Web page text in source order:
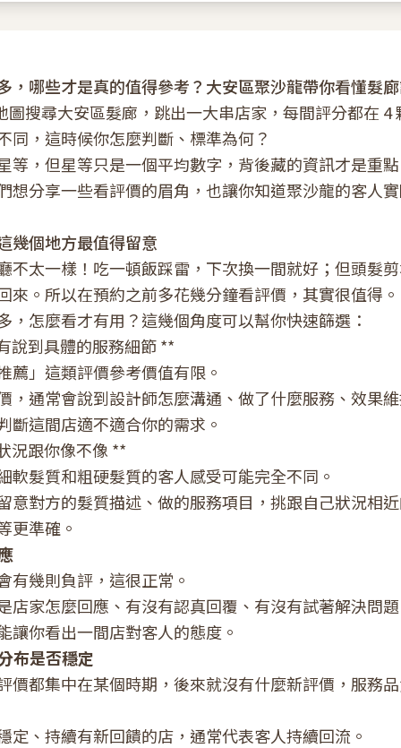
，哪些才是真的值得參考？大安區聚沙龍帶你看懂髮
圖搜尋大安區髮廊，跳出一大串店家，每間評分都在 4
同，這時候你怎麼判斷、標準為何？
等，但星等只是一個平均數字，背後藏的資訊才是重
想分享一些看評價的眉角，也讓你知道聚沙龍的客人
幾個地方最值得留意
不太一樣！吃一頓飯踩雷，下次換一間就好；但頭髮
來。所以在預約之前多花幾分鐘看評價，其實很值得。
，怎麼看才有用？這幾個角度可以幫你快速篩選：
說到具體的服務細節 **
薦」這類評價參考價值有限。
，通常會說到設計師怎麼溝通、做了什麼服務、效果
斷這間店適不適合你的需求。
況跟你像不像 **
軟髮質和粗硬髮質的客人感受可能完全不同。
意對方的髮質描述、做的服務項目，挑跟自己狀況相
更準確。
有幾則負評，這很正常。
店家怎麼回應、有沒有認真回覆、有沒有試著解決問
讓你看出一間店對客人的態度。
布是否穩定
價都集中在某個時期，後來就沒有什麼新評價，服務
定、持續有新回饋的店，通常代表客人持續回流。